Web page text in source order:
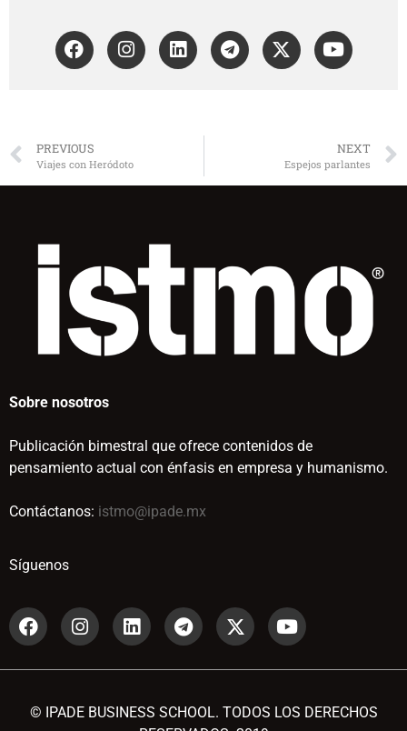
PREVIOUS
Viajes con Heródoto
NEXT
Espejos parlantes
Sobre nosotros
Publicación bimestral que ofrece contenidos de
pensamiento actual con énfasis en empresa y humanismo.
Contáctanos: istmo@ipade.mx
Síguenos
© IPADE BUSINESS SCHOOL. TODOS LOS DERECHOS